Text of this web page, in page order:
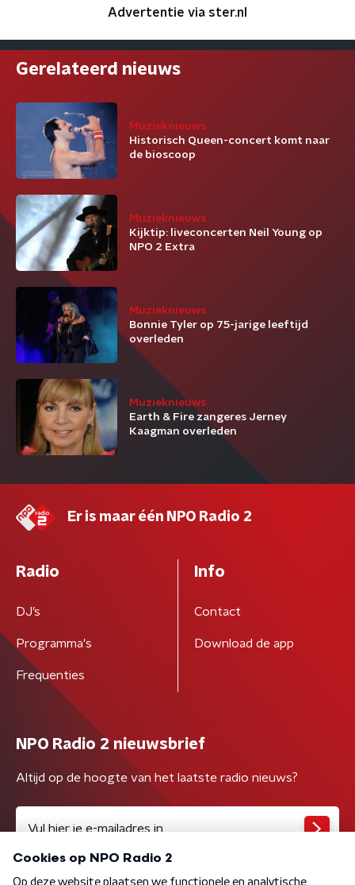
Advertentie via ster.nl
Gerelateerd nieuws
Muzieknieuws
Historisch Queen-concert komt naar
de bioscoop
Muzieknieuws
Kijktip: liveconcerten Neil Young op
NPO 2 Extra
Muzieknieuws
Bonnie Tyler op 75-jarige leeftijd
overleden
Muzieknieuws
Earth & Fire zangeres Jerney
Kaagman overleden
Er is maar één NPO Radio 2
Radio
DJ’s
Programma's
Frequenties
Info
Contact
Download de app
NPO Radio 2 nieuwsbrief
Altijd op de hoogte van het laatste radio nieuws?